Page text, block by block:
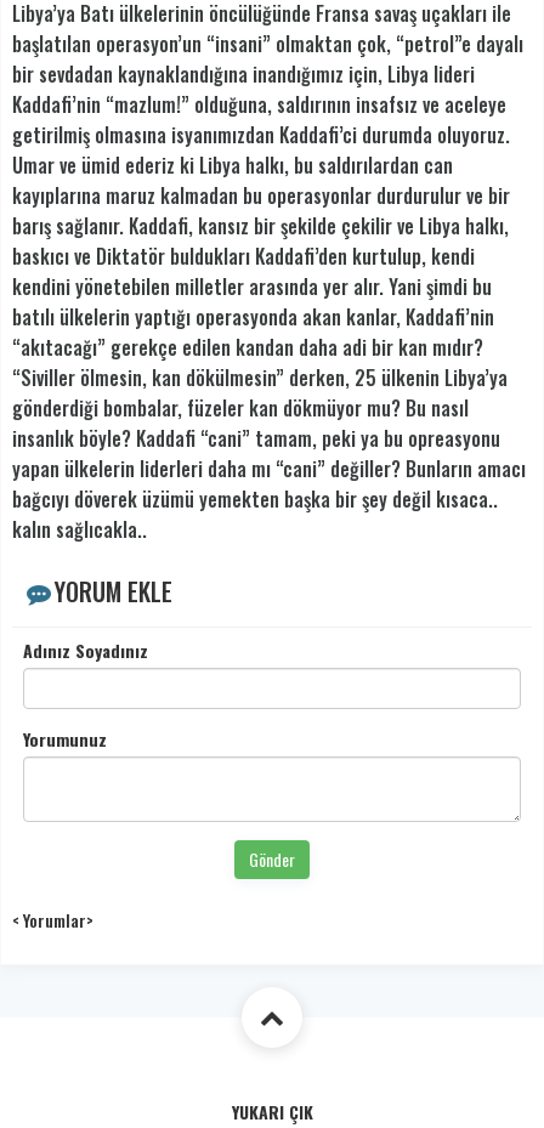
Libya’ya Batı ülkelerinin öncülüğünde Fransa savaş uçakları ile
başlatılan operasyon’un “insani” olmaktan çok, “petrol”e dayalı
bir sevdadan kaynaklandığına inandığımız için, Libya lideri
Kaddafi’nin “mazlum!” olduğuna, saldırının insafsız ve aceleye
getirilmiş olmasına isyanımızdan Kaddafi’ci durumda oluyoruz.
Umar ve ümid ederiz ki Libya halkı, bu saldırılardan can
kayıplarına maruz kalmadan bu operasyonlar durdurulur ve bir
barış sağlanır. Kaddafi, kansız bir şekilde çekilir ve Libya halkı,
baskıcı ve Diktatör buldukları Kaddafi’den kurtulup, kendi
kendini yönetebilen milletler arasında yer alır. Yani şimdi bu
batılı ülkelerin yaptığı operasyonda akan kanlar, Kaddafi’nin
“akıtacağı” gerekçe edilen kandan daha adi bir kan mıdır?
“Siviller ölmesin, kan dökülmesin” derken, 25 ülkenin Libya’ya
gönderdiği bombalar, füzeler kan dökmüyor mu? Bu nasıl
insanlık böyle? Kaddafi “cani” tamam, peki ya bu opreasyonu
yapan ülkelerin liderleri daha mı “cani” değiller? Bunların amacı
bağcıyı döverek üzümü yemekten başka bir şey değil kısaca..
kalın sağlıcakla..
YORUM EKLE
Adınız Soyadınız
Yorumunuz
Gönder
< Yorumlar>
YUKARI ÇIK